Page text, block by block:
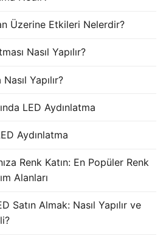
Üzerine Etkileri Nelerdir?
Nasıl Yapılır?
Yapılır?
LED Aydınlatma
Aydınlatma
Renk Katın: En Popüler Renk
Alanları
Satın Almak: Nasıl Yapılır ve